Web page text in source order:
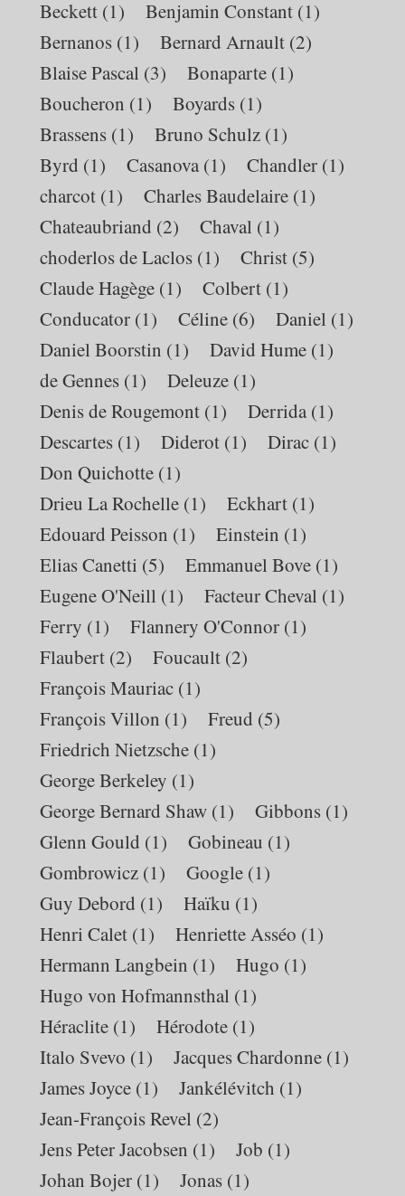
Beckett (1) Benjamin Constant (1)
Bernanos (1) Bernard Arnault (2)
Blaise Pascal (3) Bonaparte (1)
Boucheron (1) Boyards (1)
Brassens (1) Bruno Schulz (1)
Byrd (1) Casanova (1) Chandler (1)
charcot (1) Charles Baudelaire (1)
Chateaubriand (2) Chaval (1)
choderlos de Laclos (1) Christ (5)
Claude Hagège (1) Colbert (1)
Conducator (1) Céline (6) Daniel (1)
Daniel Boorstin (1) David Hume (1)
de Gennes (1) Deleuze (1)
Denis de Rougemont (1) Derrida (1)
Descartes (1) Diderot (1) Dirac (1)
Don Quichotte (1)
Drieu La Rochelle (1) Eckhart (1)
Edouard Peisson (1) Einstein (1)
Elias Canetti (5) Emmanuel Bove (1)
Eugene O'Neill (1) Facteur Cheval (1)
Ferry (1) Flannery O'Connor (1)
Flaubert (2) Foucault (2)
François Mauriac (1)
François Villon (1) Freud (5)
Friedrich Nietzsche (1)
George Berkeley (1)
George Bernard Shaw (1) Gibbons (1)
Glenn Gould (1) Gobineau (1)
Gombrowicz (1) Google (1)
Guy Debord (1) Haïku (1)
Henri Calet (1) Henriette Asséo (1)
Hermann Langbein (1) Hugo (1)
Hugo von Hofmannsthal (1)
Héraclite (1) Hérodote (1)
Italo Svevo (1) Jacques Chardonne (1)
James Joyce (1) Jankélévitch (1)
Jean-François Revel (2)
Jens Peter Jacobsen (1) Job (1)
Johan Bojer (1) Jonas (1)